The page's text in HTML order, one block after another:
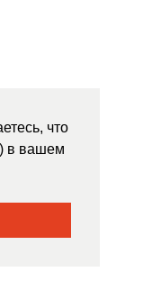
что
в вашем